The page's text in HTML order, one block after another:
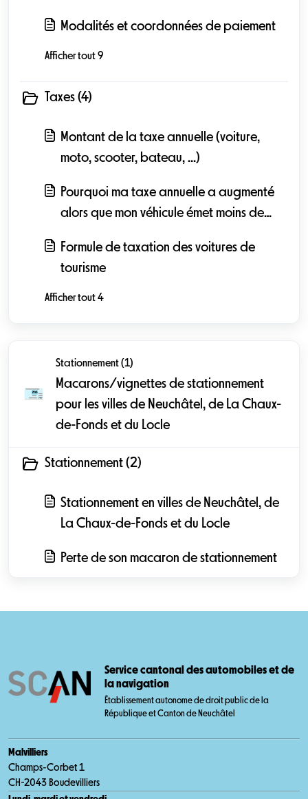
Modalités et coordonnées de paiement
Afficher tout 9
Taxes (4)
Montant de la taxe annuelle (voiture,
moto, scooter, bateau, ...)
Pourquoi ma taxe annuelle a augmenté
alors que mon véhicule émet moins de
Formule de taxation des voitures de
tourisme
Afficher tout 4
Stationnement (1)
Macarons/vignettes de stationnement
pour les villes de Neuchâtel, de La Chaux-
de-Fonds et du Locle
Stationnement (2)
Stationnement en villes de Neuchâtel, de
La Chaux-de-Fonds et du Locle
Perte de son macaron de stationnement
Service cantonal des automobiles et de
la navigation
Établissement autonome de droit public de la
République et Canton de Neuchâtel
Malvilliers
Champs-Corbet 1
CH-2043 Boudevilliers